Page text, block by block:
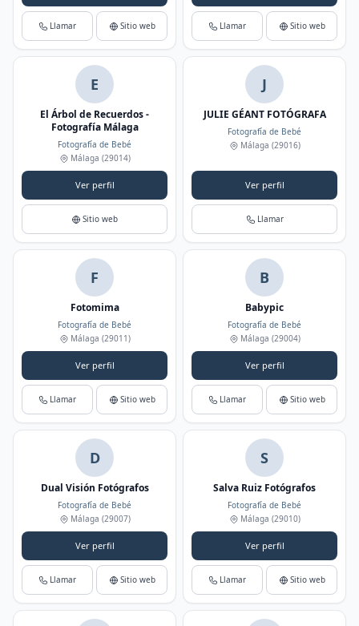
Llamar Sitio web Llamar Sitio web
E
El Árbol de Recuerdos -
Fotografía Málaga
Fotografía de Bebé
Málaga (29014)
Ver perfil
Sitio web
J
JULIE GÉANT FOTÓGRAFA
Fotografía de Bebé
Málaga (29016)
Ver perfil
Llamar
F
Fotomima
Fotografía de Bebé
Málaga (29011)
Ver perfil
Llamar Sitio web
B
Babypic
Fotografía de Bebé
Málaga (29004)
Ver perfil
Llamar Sitio web
D
Dual Visión Fotógrafos
Fotografía de Bebé
Málaga (29007)
Ver perfil
Llamar Sitio web
S
Salva Ruiz Fotógrafos
Fotografía de Bebé
Málaga (29010)
Ver perfil
Llamar Sitio web